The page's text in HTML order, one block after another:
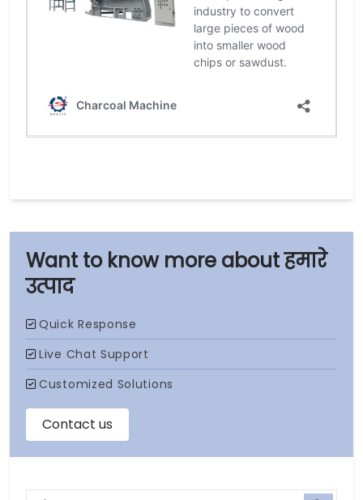
हमारे
उत्पाद